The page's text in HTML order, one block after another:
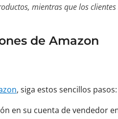
mientras que los
de Amazon
, siga estos sencillos pasos:
en su cuenta de vendedor